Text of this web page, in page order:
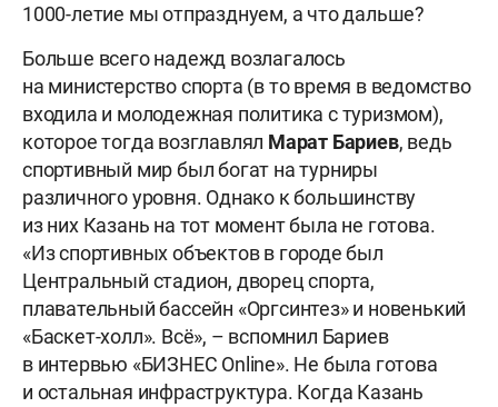
1000-летие мы отпразднуем, а что дальше?
Больше всего надежд возлагалось
на министерство спорта (в то время в ведомство
входила и молодежная политика с туризмом),
которое тогда возглавлял Марат Бариев, ведь
спортивный мир был богат на турниры
различного уровня. Однако к большинству
из них Казань на тот момент была не готова.
«Из спортивных объектов в городе был
Центральный стадион, дворец спорта,
плавательный бассейн «Оргсинтез» и новенький
«Баскет-холл». Всё», – вспомнил Бариев
в интервью «БИЗНЕС Online». Не была готова
и остальная инфраструктура. Когда Казань